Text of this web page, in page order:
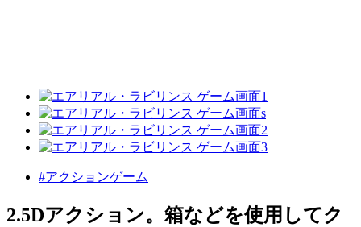
#アクションゲーム
2.5Dアクション。箱などを使用してク